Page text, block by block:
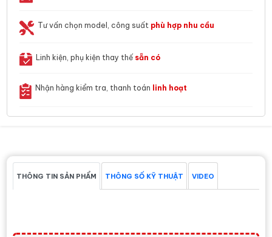
Tư vấn chọn model, công suất phù hợp nhu cầu
Linh kiện, phụ kiện thay thế sẵn có
Nhận hàng kiểm tra, thanh toán linh hoạt
THÔNG TIN SẢN PHẨM THÔNG SỐ KỸ THUẬT VIDEO